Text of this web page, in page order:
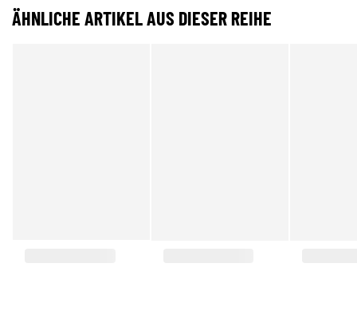
ÄHNLICHE ARTIKEL AUS DIESER REIHE